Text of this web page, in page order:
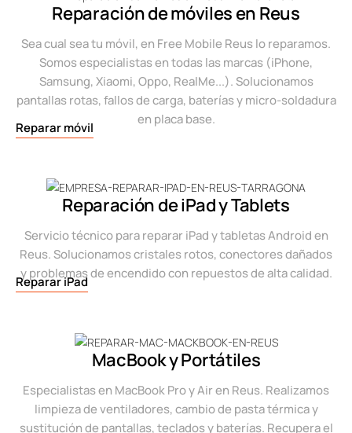
Reparación de móviles en Reus
Sea cual sea tu móvil, en Free Mobile Reus lo reparamos.
Somos especialistas en todas las marcas (iPhone,
Samsung, Xiaomi, Oppo, RealMe...). Solucionamos
pantallas rotas, fallos de carga, baterías y micro-soldadura
en placa base.
Reparar móvil
Reparación de iPad y Tablets
Servicio técnico para reparar iPad y tabletas Android en
Reus. Solucionamos cristales rotos, conectores dañados
y problemas de encendido con repuestos de alta calidad.
Reparar iPad
MacBook y Portátiles
Especialistas en MacBook Pro y Air en Reus. Realizamos
limpieza de ventiladores, cambio de pasta térmica y
sustitución de pantallas, teclados y baterías. Recupera el